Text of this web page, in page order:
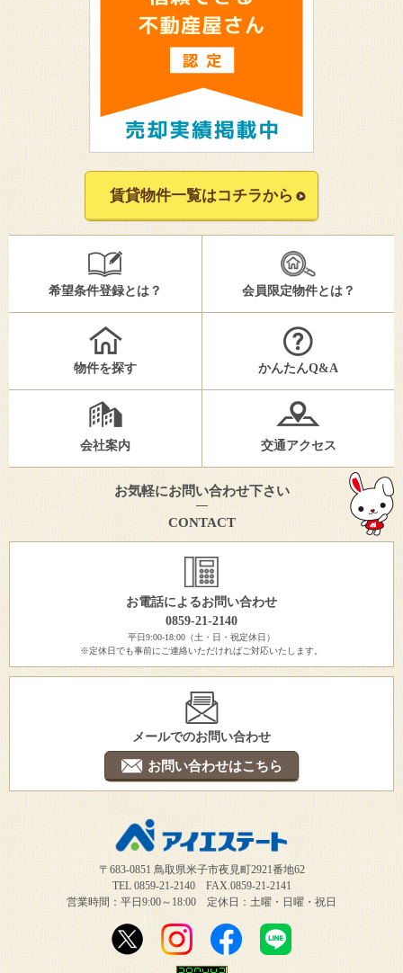
賃貸物件一覧はコチラから
希望条件登録とは？ 会員限定物件とは？
物件を探す かんたんQ&A
会社案内 交通アクセス
お気軽にお問い合わせ下さい
CONTACT
お電話によるお問い合わせ
0859-21-2140
平日9:00-18:00（土・日・祝定休日）
※定休日でも事前にご連絡いただければご対応いたします。
メールでのお問い合わせ
お問い合わせはこちら
〒683-0851 鳥取県米子市夜見町2921番地62
TEL 0859-21-2140 FAX.0859-21-2141
営業時間：平日9:00～18:00 定休日：土曜・日曜・祝日